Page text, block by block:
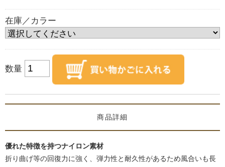
在庫／カラー
数量
商品詳細
優れた特徴を持つナイロン素材
折り曲げ等の回復力に強く、弾力性と耐久性があるため風合いも長